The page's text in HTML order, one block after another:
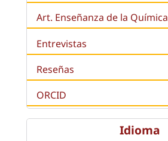
Art. Enseñanza de la Química
Entrevistas
Reseñas
ORCID
Idioma